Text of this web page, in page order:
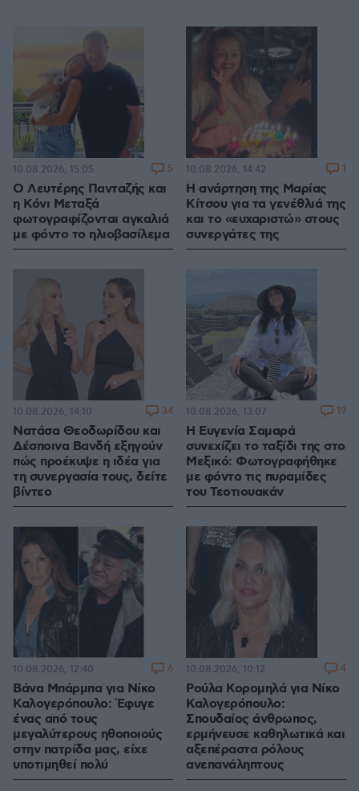
Ο Λευτέρης Πανταζής και
η Κόνι Μεταξά
φωτογραφίζονται αγκαλιά
με φόντο το ηλιοβασίλεμα
10.08.2026, 15:05 5
Η ανάρτηση της Μαρίας
Κίτσου για τα γενέθλιά της
και το «ευχαριστώ» στους
συνεργάτες της
10.08.2026, 14:42 1
Νατάσα Θεοδωρίδου και
Δέσποινα Βανδή εξηγούν
πώς προέκυψε η ιδέα για
τη συνεργασία τους, δείτε
βίντεο
10.08.2026, 14:10 34
Η Ευγενία Σαμαρά
συνεχίζει το ταξίδι της στο
Μεξικό: Φωτογραφήθηκε
με φόντο τις πυραμίδες
του Τεοτιουακάν
10.08.2026, 13:07 19
Βάνα Μπάρμπα για Νίκο
Καλογερόπουλο: Έφυγε
ένας από τους
μεγαλύτερους ηθοποιούς
στην πατρίδα μας, είχε
υποτιμηθεί πολύ
10.08.2026, 12:40 6
Ρούλα Κορομηλά για Νίκο
Καλογερόπουλο:
Σπουδαίος άνθρωπος,
ερμήνευσε καθηλωτικά και
αξεπέραστα ρόλους
ανεπανάληπτους
10.08.2026, 10:12 4